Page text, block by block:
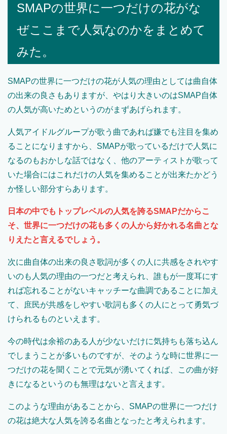
SMAPの世界に一つだけの花がな
ぜここまで人気なのかをまとめて
みた。
SMAPの世界に一つだけの花が人気の理由としては曲自体
の出来の良さもありますが、やはり大きいのはSMAP自体
の人気が高いためというのがまずあげられます。
人気アイドルグループが歌う曲であれば嫌でも注目を集め
ることになりますから、SMAPが歌っているだけで人気に
なるのもおかしな話ではなく、他のアーティストが歌って
いた場合にはこれだけの人気を集めることが出来たかどう
か怪しい部分すらあります。
日本の中でもトップレベルの人気を誇るSMAPだからこ
そ、世界に一つだけの花も多くの人から好かれる名曲とな
りえたと言えるでしょう。
次に曲自体の出来の良さ歌詞が多くの人に共感をされやす
いのも人気の理由の一つだと考えられ、誰もが一度耳にす
れば忘れることがないキャッチーな曲調であることに加え
て、庶民が共感をしやすい歌詞も多くの人にとって勇気づ
けられるものといえます。
今の時代は余裕のある人が少ないだけに気持ちも落ち込ん
でしまうことが多いものですが、そのような時に世界に一
つだけの花を聞くことで元気が湧いてくれば、この曲が好
きになるというのも無理はないと言えます。
このような理由があることから、SMAPの世界に一つだけ
の花は絶大な人気を誇る名曲となったと考えられます。